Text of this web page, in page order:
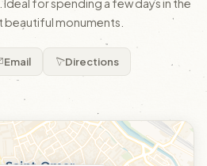
for spending a few days in the
beautiful monuments.
Email Directions